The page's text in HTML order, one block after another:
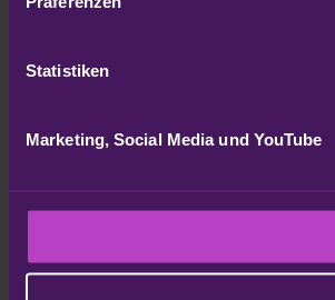
Statistiken
Marketing, Social Media und YouTube